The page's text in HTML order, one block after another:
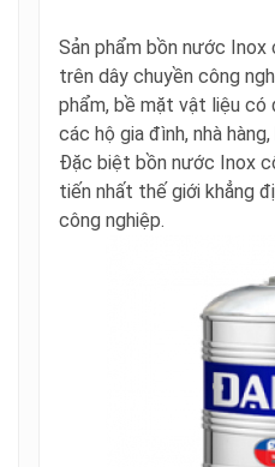
Sản phẩm bồn nước
trên dây chuyền công
phẩm, bề mặt vật liệu có
các hộ gia đình, nhà hàng,
Đặc biệt bồn nước Inox
tiến nhất thế giới khẳng
công nghiệp.